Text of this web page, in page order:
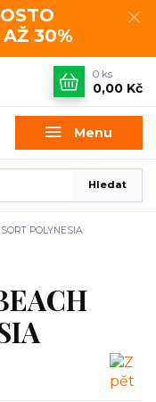
30%
Menu
Hledat
0 ks
0,00 Kč
POLYNESIA